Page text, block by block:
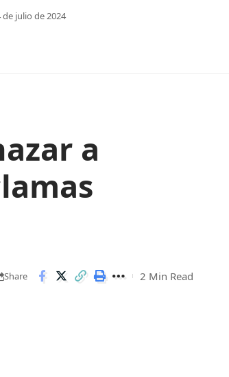
de julio de 2024
a
Share 2 Min Read